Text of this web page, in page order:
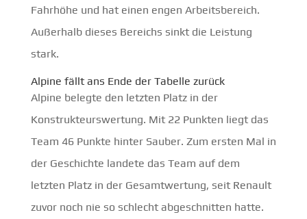
Fahrhöhe und hat einen engen Arbeitsbereich.
Außerhalb dieses Bereichs sinkt die Leistung
stark.
Alpine fällt ans Ende der Tabelle zurück
Alpine belegte den letzten Platz in der
Konstrukteurswertung. Mit 22 Punkten liegt das
Team 46 Punkte hinter Sauber. Zum ersten Mal in
der Geschichte landete das Team auf dem
letzten Platz in der Gesamtwertung, seit Renault
zuvor noch nie so schlecht abgeschnitten hatte.